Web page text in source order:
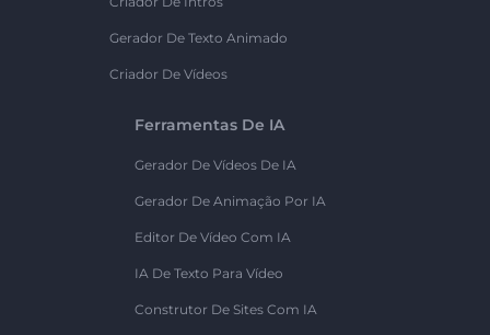
Gerador De Texto Animado
Criador De Vídeos
Ferramentas De IA
Gerador De Vídeos De IA
Gerador De Animação Por IA
Editor De Vídeo Com IA
IA De Texto Para Vídeo
Construtor De Sites Com IA